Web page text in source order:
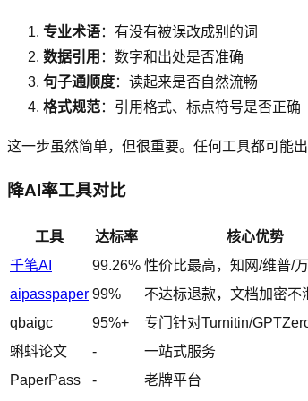
专业术语：有没有被误改成别的词
数据引用 ：数字和出处是否准确
句子通顺度：读起来是否自然流畅
格式规范：引用格式、标点符号是否正确
这一步虽然简单，但很重要。任何工具都可能
降AI率工具对比
工具 达标率 核心优势
千笔AI
99.26% 性价比最高，知网/维普/
aipasspaper 99% 不达标退款，文档加密不
qbaigc
95%+ 专门针对Turnitin/
蝌蚪论文
- 一站式服务
PaperPass
- 老牌平台